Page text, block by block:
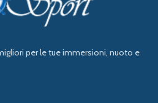
per le tue immersioni, nuoto e